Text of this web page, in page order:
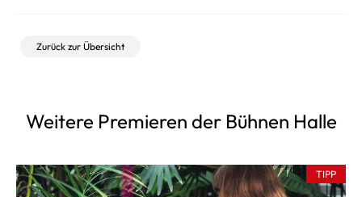
Zurück zur Übersicht
Weitere Premieren der Bühnen Halle
TIPP